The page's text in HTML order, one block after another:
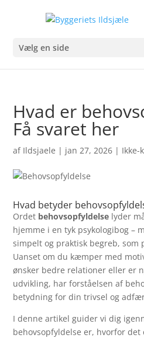
Vælg en side
Hvad er
Få svaret her
af Ildsjaele | jan 27, 2026 | Ikke-
Hvad betyder
Ordet behovsopfyldelse lyder
hjemme i en tyk psykologibog –
simpelt og praktisk begreb, som
Uanset om du kæmper med
ønsker bedre relationer eller er
udvikling, har forståelsen af
betydning for din trivsel og
I denne artikel guider vi dig
behovsopfyldelse er, hvorfor